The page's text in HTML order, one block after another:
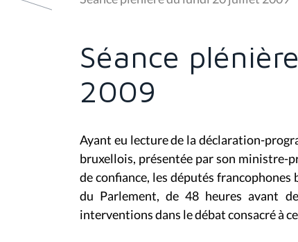
s
s
iSéance
2009
Ayant eu lecture de la déclaration-
bruxellois, présentée par son ministre-
de confiance, les députés
du Parlement, de 48 heures avant
interventions dans le débat consacré à